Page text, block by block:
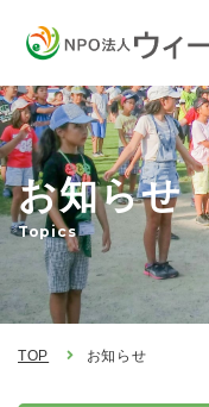
お知らせ
Topics
TOP お知らせ